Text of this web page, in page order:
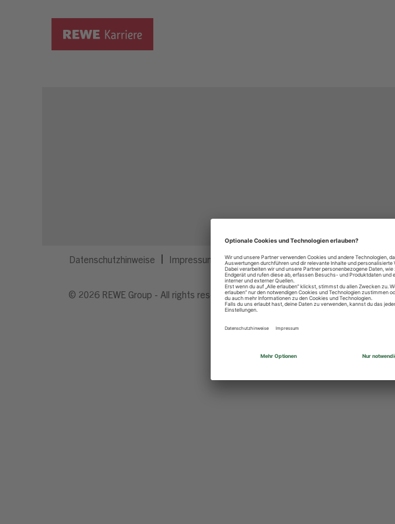
Datenschutzhinweise Impressum Privatsphäre-Einstellungen
© 2026 REWE Group - All rights reserved